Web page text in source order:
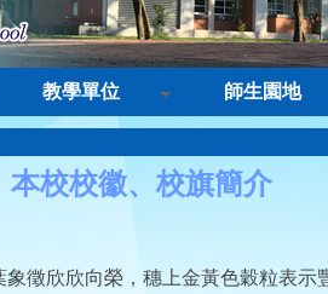
教學單位 師生園地
本校校徽、校旗簡介
徵欣欣向榮，穗上金黃色穀粒表示